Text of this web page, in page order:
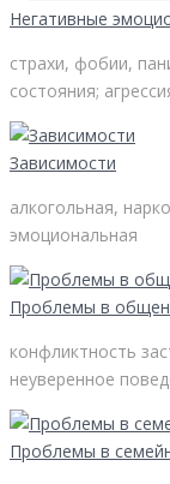
Негативные
страхи, фобии,
состояния;
Зависимости
алкогольная,
эмоциональная
Проблемы в
конфликтность
неуверенное
Проблемы в